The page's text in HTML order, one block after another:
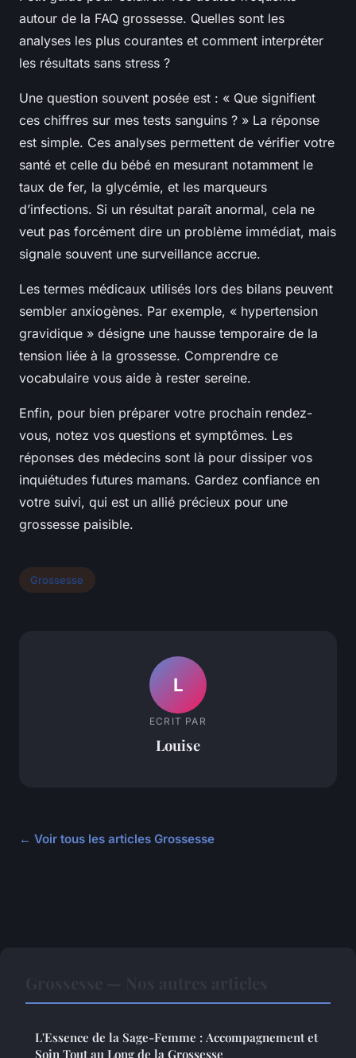
autour de la FAQ grossesse. Quelles sont les
analyses les plus courantes et comment interpréter
les résultats sans stress ?
Une question souvent posée est : « Que signifient
ces chiffres sur mes tests sanguins ? » La réponse
est simple. Ces analyses permettent de vérifier votre
santé et celle du bébé en mesurant notamment le
taux de fer, la glycémie, et les marqueurs
d’infections. Si un résultat paraît anormal, cela ne
veut pas forcément dire un problème immédiat, mais
signale souvent une surveillance accrue.
Les termes médicaux utilisés lors des bilans peuvent
sembler anxiogènes. Par exemple, « hypertension
gravidique » désigne une hausse temporaire de la
tension liée à la grossesse. Comprendre ce
vocabulaire vous aide à rester sereine.
Enfin, pour bien préparer votre prochain rendez-
vous, notez vos questions et symptômes. Les
réponses des médecins sont là pour dissiper vos
inquiétudes futures mamans. Gardez confiance en
votre suivi, qui est un allié précieux pour une
grossesse paisible.
Grossesse
L
ECRIT PAR
Louise
← Voir tous les articles Grossesse
L'Essence de la Sage-Femme : Accompagnement et
Soin Tout au Long de la Grossesse